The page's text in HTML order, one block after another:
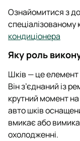
Ознайомитися з
спеціалізованому
кондиціонера
Яку роль
Шків — це
Він з’єднаний із
крутний момент
авто шків
вмикає або
охолодженні.